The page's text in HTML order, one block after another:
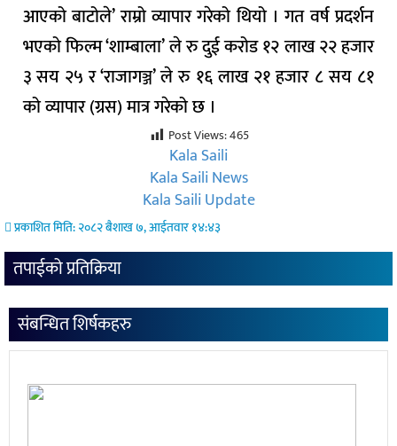
आएको बाटोले’ राम्रो व्यापार गरेको थियो । गत वर्ष प्रदर्शन
भएको फिल्म ‘शाम्बाला’ ले रु दुई करोड १२ लाख २२ हजार
३ सय २५ र ‘राजागञ्ज’ ले रु १६ लाख २१ हजार ८ सय ८१
को व्यापार (ग्रस) मात्र गरेको छ ।
Post Views:465
Kala Saili
Kala Saili News
Kala Saili Update
प्रकाशित मिति: २०८२ बैशाख ७, आईतवार १४:४३
तपाईको प्रतिक्रिया
संबन्धित शिर्षकहरु